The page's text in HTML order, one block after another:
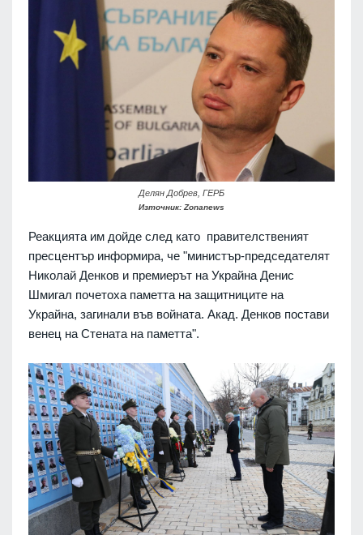
Делян Добрев, ГЕРБ
Източник: Zonanews
Реакцията им дойде след като правителственият
пресцентър информира, че "министър-председателят
Николай Денков и премиерът на Украйна Денис
Шмигал почетоха паметта на защитниците на
Украйна, загинали във войната. Акад. Денков постави
венец на Стената на паметта".